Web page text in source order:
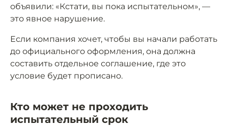
объявили: «Кстати, вы пока испытательном», —
это явное нарушение.
Если компания хочет, чтобы вы начали работать
до официального оформления, она должна
составить отдельное соглашение, где это
условие будет прописано.
Кто может не проходить
испытательный срок